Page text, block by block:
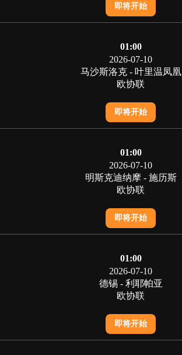
即将开始
01:00
2026-07-10
马沙斯洛克 - 叶里温凤凰
欧协联
即将开始
01:00
2026-07-10
明斯克迪纳摩 - 施历斯
欧协联
即将开始
01:00
2026-07-10
德锡 - 利耶帕亚
欧协联
即将开始